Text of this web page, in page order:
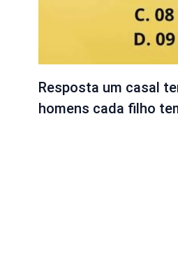
Resposta um casal
homens cada filho